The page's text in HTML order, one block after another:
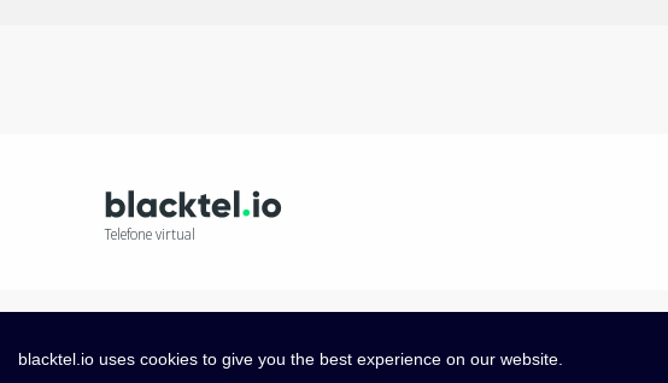
Telefone virtual
blacktel.io uses cookies to give you the best experience on our website.